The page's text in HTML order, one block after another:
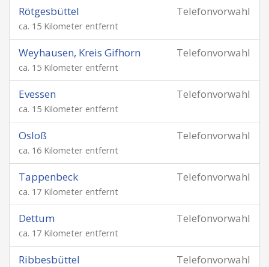
Telefonvorwahl
Rötgesbüttel
ca. 15 Kilometer entfernt
Telefonvorwahl
Weyhausen, Kreis Gifhorn
ca. 15 Kilometer entfernt
Telefonvorwahl
Evessen
ca. 15 Kilometer entfernt
Telefonvorwahl
Osloß
ca. 16 Kilometer entfernt
Telefonvorwahl
Tappenbeck
ca. 17 Kilometer entfernt
Telefonvorwahl
Dettum
ca. 17 Kilometer entfernt
Telefonvorwahl
Ribbesbüttel